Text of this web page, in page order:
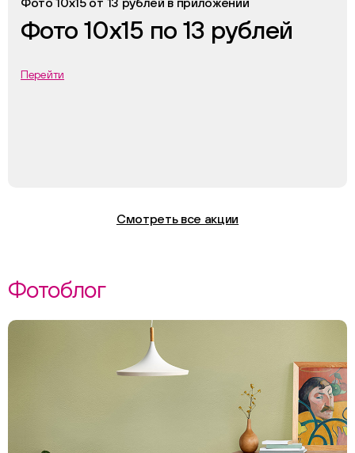
Фото 10х15 по 13 рублей
Перейти
Смотреть все акции
Фотоблог